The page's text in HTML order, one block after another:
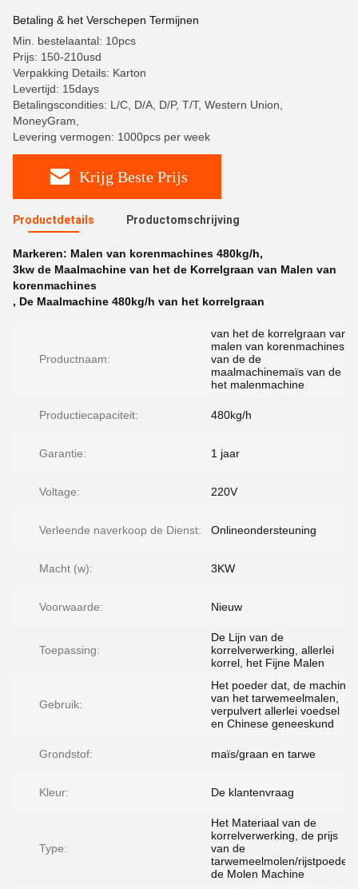
Betaling & het Verschepen Termijnen
Min. bestelaantal: 10pcs
Prijs: 150-210usd
Verpakking Details: Karton
Levertijd: 15days
Betalingscondities: L/C, D/A, D/P, T/T, Western Union,
MoneyGram,
Levering vermogen: 1000pcs per week
Krijg Beste Prijs
Productdetails Productomschrijving
Markeren: Malen van korenmachines 480kg/h,
3kw de Maalmachine van het de Korrelgraan van Malen van
korenmachines
, De Maalmachine 480kg/h van het korrelgraan
Productnaam:
van het de korrelgraan van
malen van korenmachines
van de de
maalmachinemaïs van de
het malenmachine
Productiecapaciteit: 480kg/h
Garantie: 1 jaar
Voltage: 220V
Verleende naverkoop de Dienst: Onlineondersteuning
Macht (w): 3KW
Voorwaarde: Nieuw
Toepassing:
De Lijn van de
korrelverwerking, allerlei
korrel, het Fijne Malen
Gebruik:
Het poeder dat, de machine
van het tarwemeelmalen,
verpulvert allerlei voedsel
en Chinese geneeskund
Grondstof: maïs/graan en tarwe
Kleur: De klantenvraag
Type:
Het Materiaal van de
korrelverwerking, de prijs
van de
tarwemeelmolen/rijstpoeder,
de Molen Machine